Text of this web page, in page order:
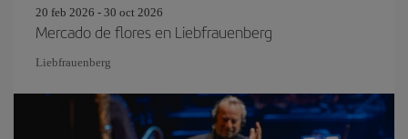
20 feb 2026 - 30 oct 2026
Mercado de flores en Liebfrauenberg
Liebfrauenberg